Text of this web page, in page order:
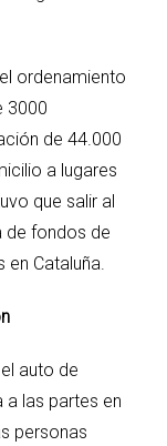
ordenamiento
3000
de 44.000
a lugares
que salir al
de fondos de
en Cataluña.
auto de
las partes en
personas